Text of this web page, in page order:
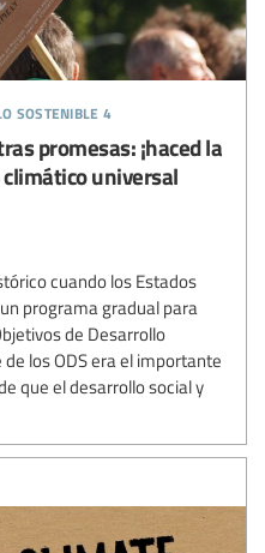
sostenible 4
promesas: ¡haced la
universal
cuando los Estados
programa gradual para
de Desarrollo
los ODS era el importante
que el desarrollo social y